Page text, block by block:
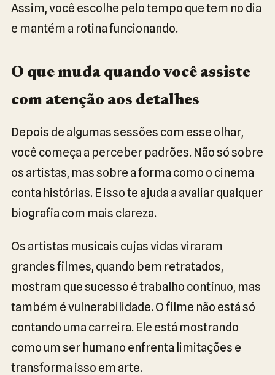
Assim, você escolhe pelo tempo que tem no dia
e mantém a rotina funcionando.
O que muda quando você assiste
com atenção aos detalhes
Depois de algumas sessões com esse olhar,
você começa a perceber padrões. Não só sobre
os artistas, mas sobre a forma como o cinema
conta histórias. E isso te ajuda a avaliar qualquer
biografia com mais clareza.
Os artistas musicais cujas vidas viraram
grandes filmes, quando bem retratados,
mostram que sucesso é trabalho contínuo, mas
também é vulnerabilidade. O filme não está só
contando uma carreira. Ele está mostrando
como um ser humano enfrenta limitações e
transforma isso em arte.